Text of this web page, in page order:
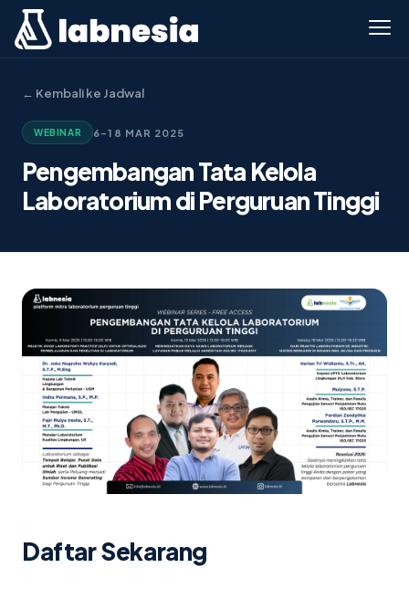
← Kembali ke Jadwal
WEBINAR 6–18 MAR 2025
Pengembangan Tata Kelola
Laboratorium di Perguruan Tinggi
Daftar Sekarang